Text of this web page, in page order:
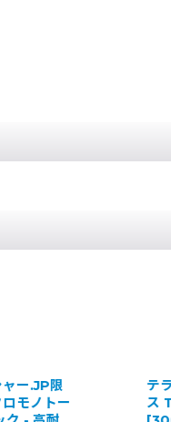
【ポリッシャー.JP限
定】マイクロモノトー